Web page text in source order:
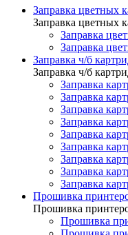
Заправка цветных
Заправка цветных
Заправка
Заправка
Заправка ч/б
Заправка ч/б
Заправка
Заправка
Заправка
Заправка
Заправка
Заправка
Заправка
Заправка
Заправка
Прошивка
Прошивка
Прошивка